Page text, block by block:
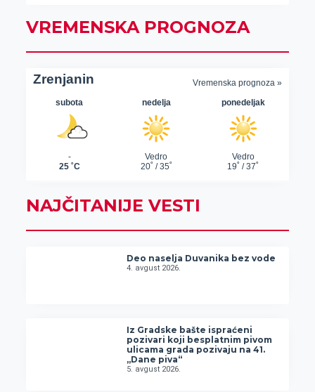
VREMENSKA PROGNOZA
NAJČITANIJE VESTI
Deo naselja Duvanika bez vode
4. avgust 2026.
Iz Gradske bašte ispraćeni
pozivari koji besplatnim pivom
ulicama grada pozivaju na 41.
„Dane piva“
5. avgust 2026.